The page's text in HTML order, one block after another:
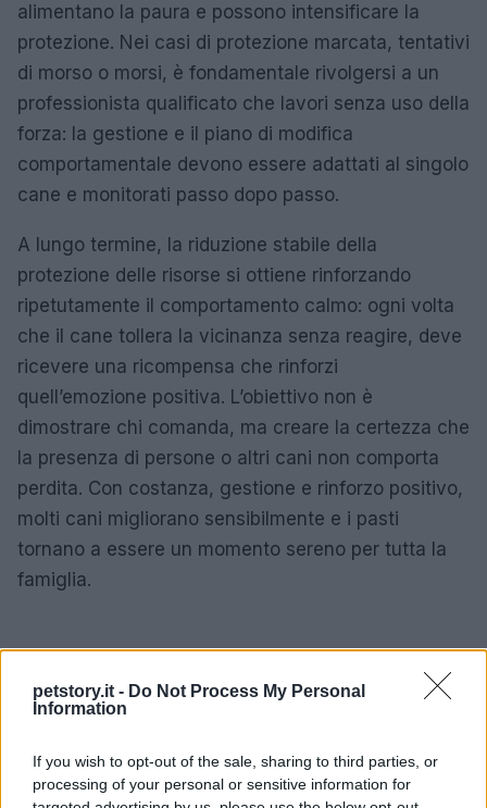
petstory.it - Do Not Process My Personal
Information
If you wish to opt-out of the sale, sharing to third parties, or
processing of your personal or sensitive information for
alimentano la paura e possono intensificare la
protezione. Nei casi di protezione marcata, tentativi
di morso o morsi, è fondamentale rivolgersi a un
professionista qualificato che lavori senza uso della
forza: la gestione e il piano di modifica
comportamentale devono essere adattati al singolo
cane e monitorati passo dopo passo.
A lungo termine, la riduzione stabile della
protezione delle risorse si ottiene rinforzando
ripetutamente il comportamento calmo: ogni volta
che il cane tollera la vicinanza senza reagire, deve
ricevere una ricompensa che rinforzi
quell’emozione positiva. L’obiettivo non è
dimostrare chi comanda, ma creare la certezza che
la presenza di persone o altri cani non comporta
perdita. Con costanza, gestione e rinforzo positivo,
molti cani migliorano sensibilmente e i pasti
tornano a essere un momento sereno per tutta la
famiglia.